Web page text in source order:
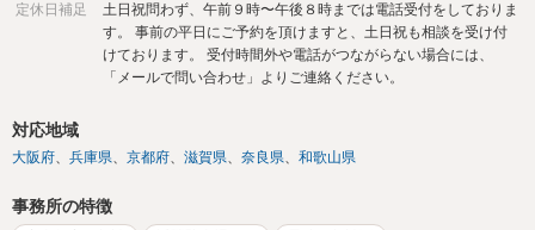
定休日補足
土日祝問わず、午前９時〜午後８時までは電話受付をしておりま
す。 事前の平日にご予約を頂けますと、土日祝も相談を受け付
けております。 受付時間外や電話がつながらない場合には、
「メールで問い合わせ」よりご連絡ください。
対応地域
大阪府 兵庫県 京都府 滋賀県 奈良県 和歌山県
事務所の特徴